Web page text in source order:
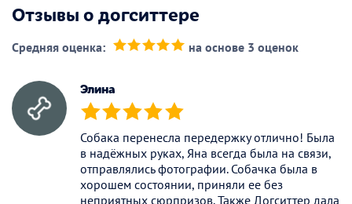
Отзывы о догситтере
Средняя оценка: на основе 3 оценок
Элина
(*) (*) (*) (*) (*)
Собака перенесла передержку отлично! Была
в надёжных руках, Яна всегда была на связи,
отправлялись фотографии. Собачка была в
хорошем состоянии, приняли ее без
неприятных сюрпризов. Также Догситтер дала